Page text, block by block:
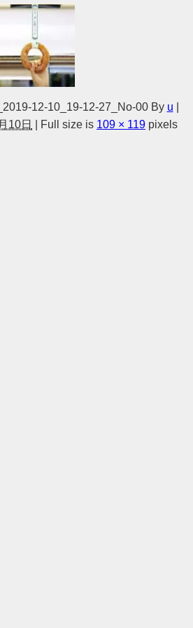
12-10_19-12-27_No-00 By u
10日 Full size is 109 × 119 pixels